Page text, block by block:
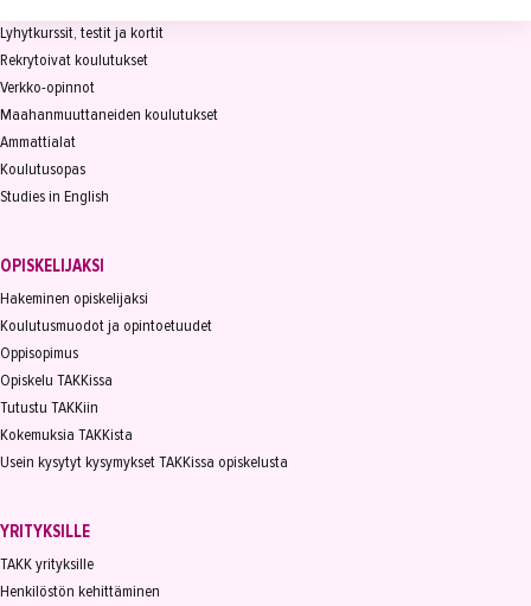
Lyhytkurssit, testit ja kortit
Rekrytoivat koulutukset
Verkko-opinnot
Maahanmuuttaneiden koulutukset
Ammattialat
Koulutusopas
Studies in English
OPISKELIJAKSI
Hakeminen opiskelijaksi
Koulutusmuodot ja opintoetuudet
Oppisopimus
Opiskelu TAKKissa
Tutustu TAKKiin
Kokemuksia TAKKista
Usein kysytyt kysymykset TAKKissa opiskelusta
YRITYKSILLE
TAKK yrityksille
Henkilöstön kehittäminen